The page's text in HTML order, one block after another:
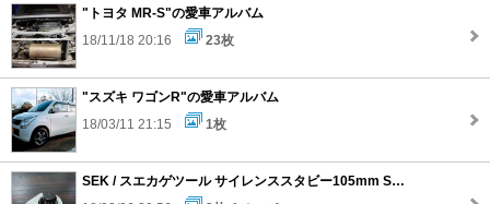
"トヨタ MR-S"の愛車アルバム
18/11/18 20:16
23枚
"スズキ ワゴンR"の愛車アルバム
18/03/11 21:15
1枚
SEK / スエカゲツール サイレンススタビー105mm SR38SG